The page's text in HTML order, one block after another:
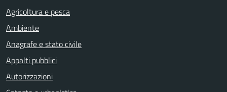
Agricoltura e pesca
Ambiente
Anagrafe e stato civile
Appalti pubblici
Autorizzazioni